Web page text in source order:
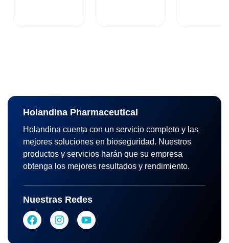
Holandina Pharmaceutical
Holandina cuenta con un servicio completo y las
mejores soluciones en bioseguridad. Nuestros
productos y servicios harán que su empresa
obtenga los mejores resultados y rendimiento.
Nuestras Redes